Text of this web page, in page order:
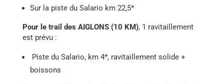
Sur la piste du Salario km 22,5*
Pour le trail des AIGLONS (10 KM), 1 ravitaillement
est prévu :
Piste du Salario, km 4*, ravitaillement solide +
boissons